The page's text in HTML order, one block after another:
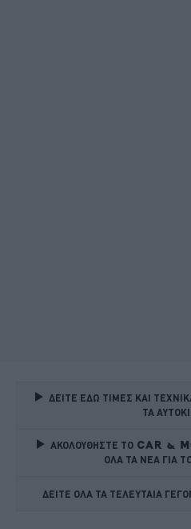
ΔΕΙΤΕ ΕΔΩ ΤΙΜΕΣ ΚΑΙ
ΤΑ
ΑΚΟΛΟΥΘΗΣΤΕ ΤΟ
ΟΛΑ ΤΑ ΝΕΑ ΓΙΑ
ΔΕΙΤΕ ΟΛΑ ΤΑ ΤΕΛΕΥΤΑΙΑ